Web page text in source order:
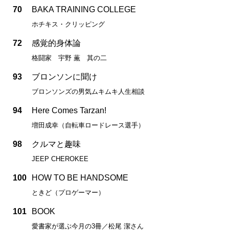
70 BAKA TRAINING COLLEGE
ホチキス・クリッピング
72 感覚的身体論
格闘家 宇野 薫 其の二
93 ブロンソンに聞け
ブロンソンズの男気ムキムキ人生相談
94 Here Comes Tarzan!
増田成幸（自転車ロードレース選手）
98 クルマと趣味
JEEP CHEROKEE
100 HOW TO BE HANDSOME
ときど（プロゲーマー）
101 BOOK
愛書家が選ぶ今月の3冊／松尾 潔さん